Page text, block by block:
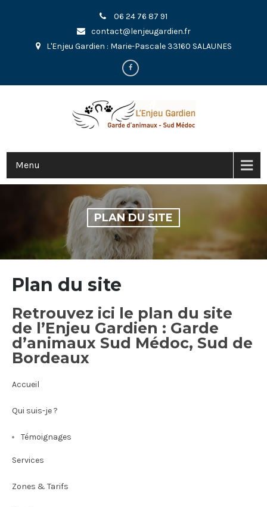
06 24 76 87 91
contact@lenjeugardien.fr
L'Enjeu Gardien : Marie-Pascale 33160 SALAUNES
Menu
PLAN DU SITE
Plan du site
Retrouvez ici le plan du site
de l’Enjeu Gardien : Garde
d’animaux Sud Médoc, Sud de
Bordeaux
Accueil
Qui suis-je ?
Témoignages
Services
Zones & Tarifs